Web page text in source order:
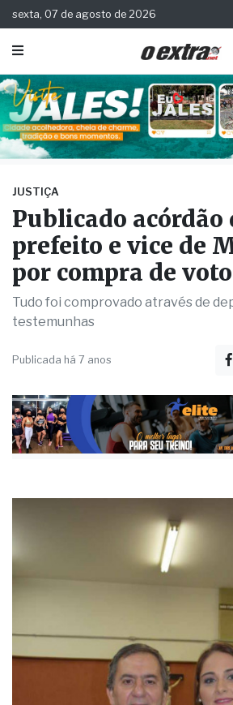
sexta, 07 de agosto de 2026
JUSTIÇA
Publicado acórdão
prefeito e vice de
por compra de
Tudo foi comprovado através de